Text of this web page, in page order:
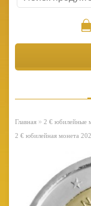
Главная » 2 € юбилейные
2 € юбилейная монета